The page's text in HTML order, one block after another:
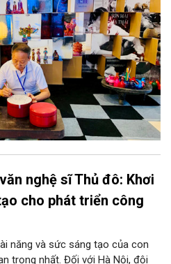
nghệ sĩ Thủ đô: Khơi
cho phát triển công
năng và sức sáng tạo của con
trọng nhất. Đối với Hà Nội, đội